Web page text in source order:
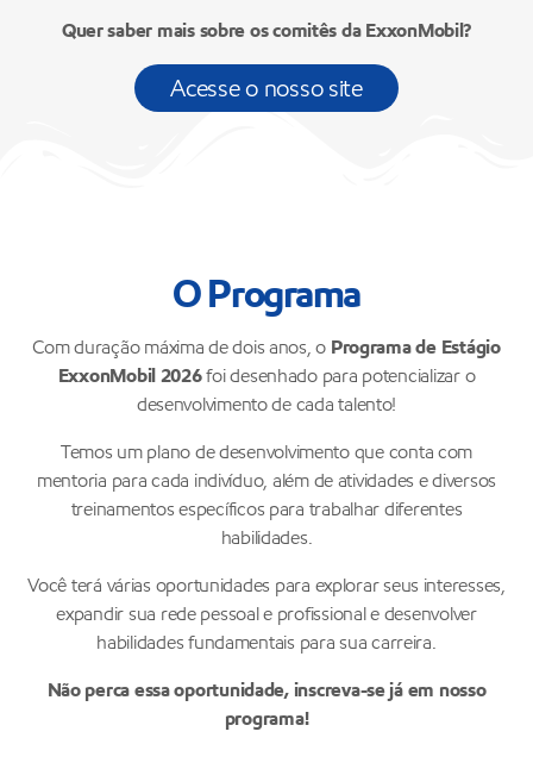
Quer saber mais sobre os comitês da ExxonMobil?
Acesse o nosso site
O Programa
Com duração máxima de dois anos, o Programa de Estágio
ExxonMobil 2026foi desenhado para potencializar o
desenvolvimento de cada talento!
Temos um plano de desenvolvimento que conta com
mentoria para cada indivíduo, além de atividades e diversos
treinamentos específicos para trabalhar diferentes
habilidades.
Você terá várias oportunidades para explorar seus interesses,
expandir sua rede pessoal e profissional e desenvolver
habilidades fundamentais para sua carreira.
Não perca essa oportunidade, inscreva-se já em nosso
programa!